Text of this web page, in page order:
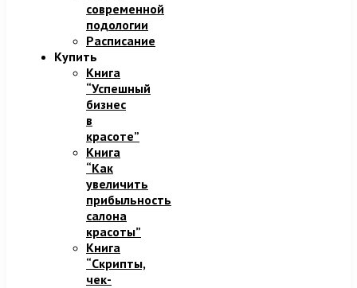
современной
подологии
Расписание
Купить
Книга
“Успешный
бизнес
в
красоте”
Книга
“Как
увеличить
прибыльность
салона
красоты”
Книга
“Скрипты,
чек-